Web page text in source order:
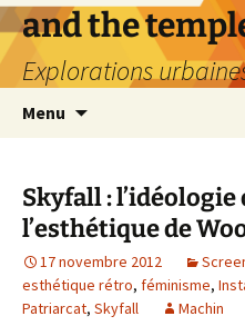
Aller
au
contenu
and the
Explorations
Menu
Skyfall : l’idéologie
l’esthétique de
17 novembre 2012
esthétique rétro, féminisme,
Patriarcat, Skyfall Machin